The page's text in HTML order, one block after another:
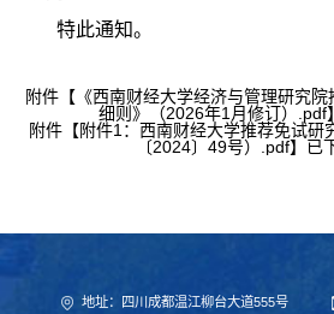
特此通知。
附件【 《西南财经大学经济与管理研究
细则》（2026年1月修订）.pdf
附件【附件1：西南财经大学推荐免试研
〔2024〕49号）.pdf】已
地址：四川成都温江柳台大道555号